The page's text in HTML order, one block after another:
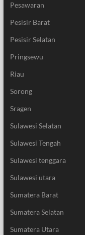
Pesawaran
Pesisir Barat
Pesisir Selatan
Pringsewu
Riau
Sorong
Sragen
Sulawesi Selatan
Sulawesi Tengah
Sulawesi tenggara
Sulawesi utara
Sumatera Barat
Sumatera Selatan
Sumatera Utara